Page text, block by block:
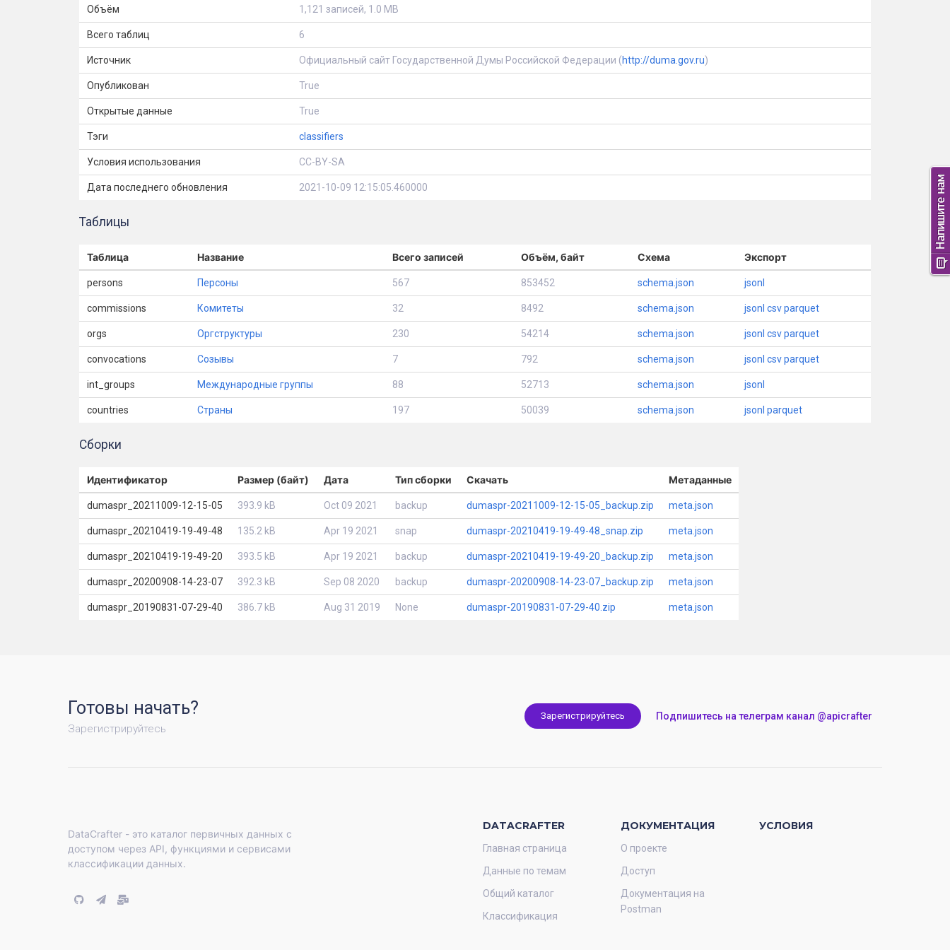
Объём 1,121 записей, 1.0 MB
Всего таблиц 6
Источник Официальный сайт Государственной Думы Российской Федерации (http://duma.gov.ru)
Опубликован True
Открытые данные True
Тэги classifiers
Условия использования CC-BY-SA
Дата последнего обновления 2021-10-09 12:15:05.460000
Таблицы
Таблица Название Всего записей Объём, байт Схема Экспорт
persons Персоны 567 853452 schema.json jsonl
commissions Комитеты 32 8492 schema.json jsonl csv parquet
orgs Оргструктуры 230 54214 schema.json jsonl csv parquet
convocations Созывы 7 792 schema.json jsonl csv parquet
int_groups Международные группы 88 52713 schema.json jsonl
countries Страны 197 50039 schema.json jsonl parquet
Сборки
Идентификатор Размер (байт) Дата Тип сборки Скачать Метаданные
dumaspr_20211009-12-15-05 393.9 kB Oct 09 2021 backup dumaspr-20211009-12-15-05_backup.zip meta.json
dumaspr_20210419-19-49-48 135.2 kB Apr 19 2021 snap dumaspr-20210419-19-49-48_snap.zip meta.json
dumaspr_20210419-19-49-20 393.5 kB Apr 19 2021 backup dumaspr-20210419-19-49-20_backup.zip meta.json
dumaspr_20200908-14-23-07 392.3 kB Sep 08 2020 backup dumaspr-20200908-14-23-07_backup.zip meta.json
dumaspr_20190831-07-29-40 386.7 kB Aug 31 2019 None dumaspr-20190831-07-29-40.zip meta.json
Готовы начать?
Зарегистрируйтесь
Зарегистрируйтесь Подпишитесь на телеграм канал @apicrafter
DataCrafter - это каталог первичных данных с
доступом через API, функциями и сервисами
классификации данных.
DATACRAFTER
Главная страница
Данные по темам
Общий каталог
Классификация
ДОКУМЕНТАЦИЯ
О проекте
Доступ
Документация на
Postman
УСЛОВИЯ